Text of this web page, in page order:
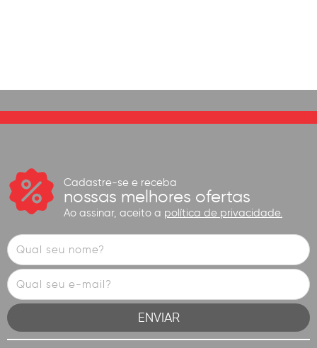
Cadastre-se e receba
nossas melhores ofertas
Ao assinar, aceito a política de privacidade.